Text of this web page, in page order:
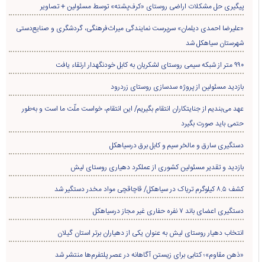
پیگیری حل مشکلات اراضی روستای «کرف‌پشته» توسط مسئولین + تصاویر
«علیرضا احمدی دیلمان» سرپرست نمایندگی میراث‌فرهنگی، گردشگری و صنایع‌دستی
شهرستان سیاهکل شد
۹۹۰ متر از شبکه سیمی روستای لشکریان به کابل خودنگهدار ارتقاء یافت
بازدید مسئولین از پروژه سدسازی روستای زردرود
عهد می‌بندیم از جنایتکاران انتقام بگیریم/ این انتقام، خواست ملّت ما است و به‌طور
حتمی باید صورت بگیرد
دستگیری سارق و مالخر سیم و کابل برق درسیاهکل
بازدید و تقدیر مسئولین کشوری از عملکرد دهیاری روستای لیش
کشف ۸.۵ کیلوگرم تریاک در سیاهکل/ قاچاقچی مواد مخدر دستگیر شد
دستگیری اعضای باند ۷ نفره حفاری غير مجاز درسیاهکل
انتخاب دهیار روستای لیش به عنوان یکی از دهیاران برتر استان گیلان
«ذهن مقاوم»؛ کتابی برای زیستن آگاهانه در عصر پلتفرم‌ها منتشر شد